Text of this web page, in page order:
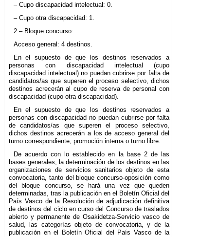
– Cupo discapacidad intelectual: 0.
– Cupo otra discapacidad: 1.
2.– Bloque concurso:
Acceso general: 4 destinos.
En el supuesto de que los destinos reservados a
personas con discapacidad intelectual (cupo
discapacidad intelectual) no puedan cubrirse por falta de
candidatos/as que superen el proceso selectivo, dichos
destinos acrecerán al cupo de reserva de personal con
discapacidad (cupo otra discapacidad).
En el supuesto de que los destinos reservados a
personas con discapacidad no puedan cubrirse por falta
de candidatos/as que superen el proceso selectivo,
dichos destinos acrecerán a los de acceso general del
turno correspondiente, promoción interna o turno libre.
De acuerdo con lo establecido en la base 2 de las
bases generales, la determinación de los destinos en las
organizaciones de servicios sanitarios objeto de esta
convocatoria, tanto del bloque concurso-oposición como
del bloque concurso, se hará una vez que queden
determinadas, tras la publicación en el Boletín Oficial del
País Vasco de la Resolución de adjudicación definitiva
de destinos del ciclo en curso del Concurso de traslados
abierto y permanente de Osakidetza-Servicio vasco de
salud, las categorías objeto de convocatoria, y de la
publicación en el Boletín Oficial del País Vasco de la